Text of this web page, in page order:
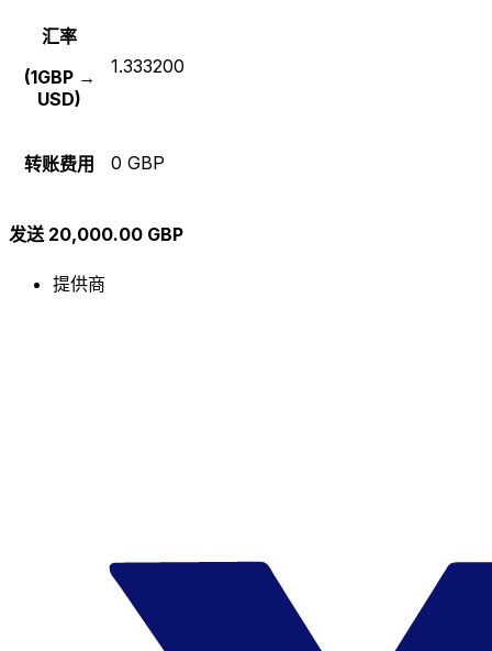
汇率
(1GBP →
USD)
1.333200
转账费用 0 GBP
发送 20,000.00 GBP
提供商